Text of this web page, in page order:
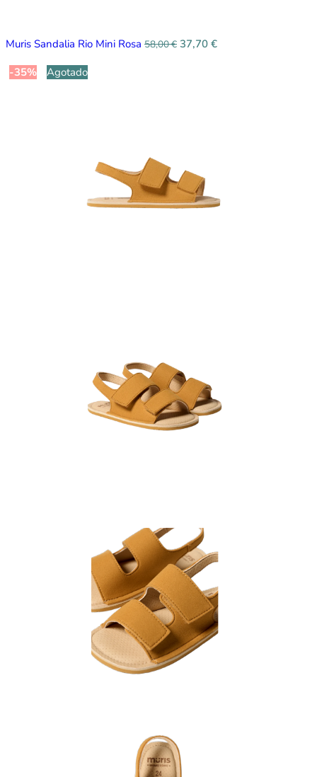
Muris Sandalia Rio Mini Rosa 58,00€ 37,70 €
-35%
Agotado